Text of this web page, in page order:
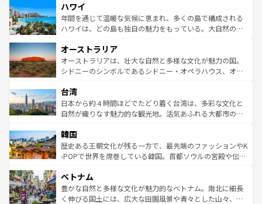
ば市内交通費無料で観光を楽しむこともできる。 なお、新
着のスイス情報はコンテンツ一覧 を参照してほしい。
のような巨大都市は、観光、ショッピング、エンターテイ
ンメントが詰まった刺激的なスポットだ。一方、アメリカ
西部には大自然が広がり、グランドキャニオンやイエロー
部のニューオーリンズでは、音楽と美食が融合した独特の
文化が魅力。旅行者はアメリカの各地域で異なる魅力を楽
しみながら、その多様性と豊かな歴史を感じることができ
ならではの贅沢な旅のスタイルだ。 なお、新着のアメリカ
情報はコンテンツ一覧を参照してほしい。
ハワイ
年間を通じて温暖な気候に恵まれ、多くの島で構成される
ハワイは、どの島も独自の魅力をもっている。大自然の神
ワイ島は見逃せない。また、定番の観光地といえばオアフ
島だが、静かな自然を求めるならマウイ島やカウアイ島が
おすすめ。エメラルドグリーンに輝く海をはじめ、豊かな
れるおもてなしの心で訪れる人々を迎えてくれるハワイの
人々、おいしいローカルフードやハワイアンミュージッ
ク、伝統的なフラダンスなど、すべてがハワイの魅力を彩
ワイを、存分に味わってほしい。 なお、新着のハワイ情報
はコンテンツ一覧を参照してほしい。
オーストラリア
オーストラリアは、壮大な自然と多様な文化が魅力の国。
シドニーのシンボルであるシドニー・オペラハウス、オー
リアリーフや大陸中央部にそびえるウルル（エアーズロッ
ク）、タスマニアの美しい原生林やケアンズの熱帯雨林な
ど、見どころがたくさん。また、カフェやワイン、オージ
いる。アクティビティも充実しており、サーフィンやダイ
ビング、ハイキングなど、アウトドア好きにはたまらな
い。オーストラリアの多彩な魅力を存分に味わいつくそ
参照してほしい。
台湾
日本から約４時間ほどでたどり着く台湾は、多彩な文化と
自然が織りなす魅力的な観光地。活気あふれる大都市の台
ン）、静ひつな山岳地帯である台湾東部など、都市の喧騒
と山間の静けさが共存しており、訪れる人に新しい発見と
驚きをもたらしてくれる。また、奥深い台湾の食文化も魅
容にもいいと評判のスイーツなど、バラエティ豊かな料理
が味わえる。 なお、新着の台湾情報は コンテンツ一覧を参
照してほしい。
韓国
歴史ある王朝文化が残る一方で、最先端のファッションやK
-POPで世界を席巻している韓国。首都ソウルの宮殿や伝統
き、地方に足を延ばせば四季折々の自然美を楽しむことが
できる。そして、キムチや焼肉、絶品のストリートフード
まで、さまざまな韓国料理が待っている。夜には、韓国な
ベトナム
豊かな自然と多様な文化が魅力的なベトナム。南北に細長
く伸びる国土には、広大な田園風景や青々とした山々、世